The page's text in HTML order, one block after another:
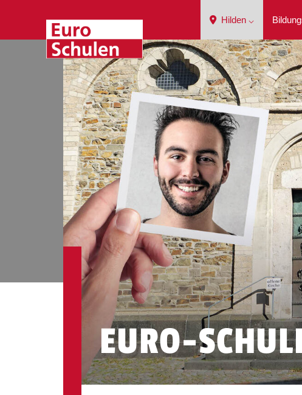
Hilden ⌵
EURO-